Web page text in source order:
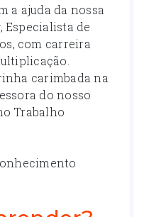
a ajuda da nossa
Especialista de
com carreira
carimbada na
do nosso
Trabalho